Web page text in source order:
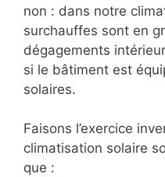
non : dans notre
surchauffes sont en
dégagements
si le bâtiment est
solaires.
Faisons l’exercice
climatisation solaire
que :